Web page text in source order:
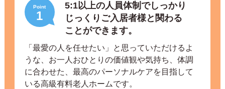
Point
1
5:1以上の人員体制でしっかり
じっくりご入居者様と関わる
ことができます。
「最愛の人を任せたい」と思っていただけるよ
うな、お一人おひとりの価値観や気持ち、体調
に合わせた、最高のパーソナルケアを目指して
いる高級有料老人ホームです。